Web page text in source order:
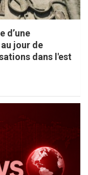
d’une
jour de
dans l'est